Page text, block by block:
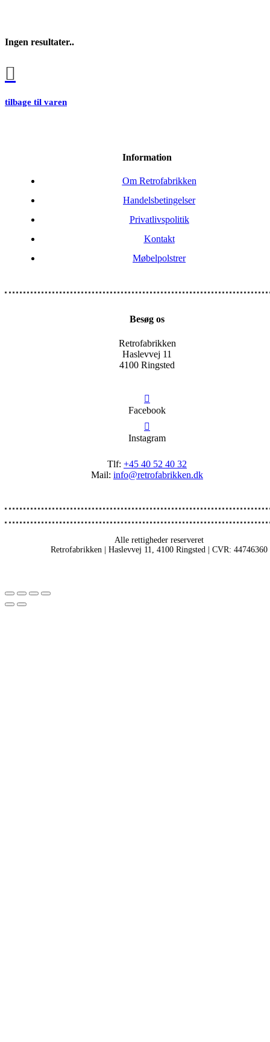
Ingen resultater..
tilbage til varen
Information
Om Retrofabrikken
Handelsbetingelser
Privatlivspolitik
Kontakt
Møbelpolstrer
Besøg os
Retrofabrikken
Haslevvej 11
4100 Ringsted
Facebook
Instagram
Tlf: +45 40 52 40 32
Mail: info@retrofabrikken.dk
Alle rettigheder reserveret
Retrofabrikken | Haslevvej 11, 4100 Ringsted | CVR: 44746360